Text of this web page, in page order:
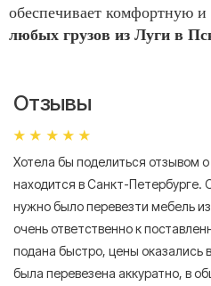
обеспечивает комфортную и
любых грузов из Луги в
Отзывы
Хотела бы поделиться отзывом
находится в Санкт-Петербурге.
нужно было перевезти мебель
очень ответственно к
подана быстро, цены оказались
была перевезена аккуратно, в